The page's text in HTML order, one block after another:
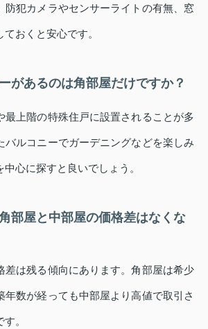
防犯カメラやセンサーライトの有無、窓
おくと安心です。
があるのは角部屋だけですか？
最上階の特殊住戸に設置されることが多
バルコニーでガーデニングなどを楽しみ
心に探すと良いでしょう。
部屋と中部屋の価格差はなくな
差は残る傾向にあります。角部屋は希少
年数が経っても中部屋より高値で取引さ
。